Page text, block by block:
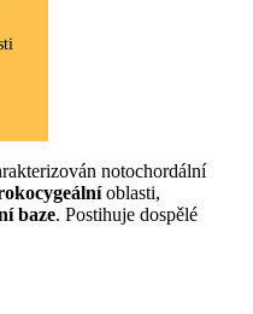
notochordální
oblasti,
baze. Postihuje dospělé